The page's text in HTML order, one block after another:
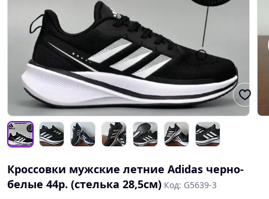
Кроссовки мужские летние Adidas черно-
белые 44р. (стелька 28,5см) Код: G5639-3